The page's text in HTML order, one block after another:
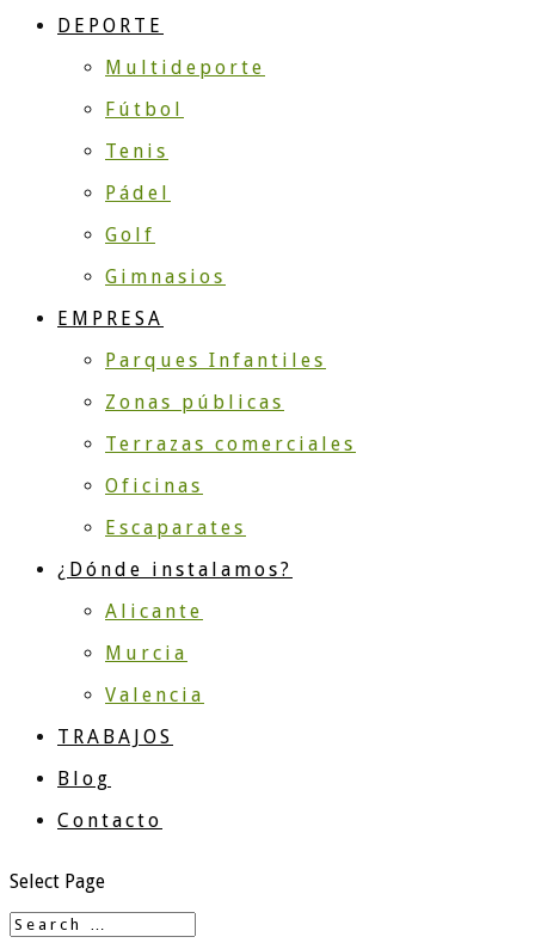
DEPORTE
Multideporte
Fútbol
Tenis
Pádel
Golf
Gimnasios
EMPRESA
Parques Infantiles
Zonas públicas
Terrazas comerciales
Oficinas
Escaparates
¿Dónde instalamos?
Alicante
Murcia
Valencia
TRABAJOS
Blog
Contacto
Select Page